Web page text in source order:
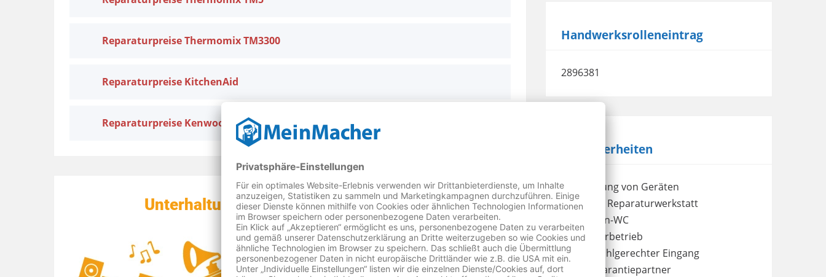
Reparaturpreise Thermomix TM3300
Reparaturpreise KitchenAid
Reparaturpreise Kenwood
Unterhaltungselektronik Service Landau
Handwerksrolleneintrag
2896381
Besonderheiten
Abholung von Geräten
eigene Reparaturwerkstatt
Kunden-WC
Meisterbetrieb
Rollstuhlgerechter Eingang
Wertgarantiepartner